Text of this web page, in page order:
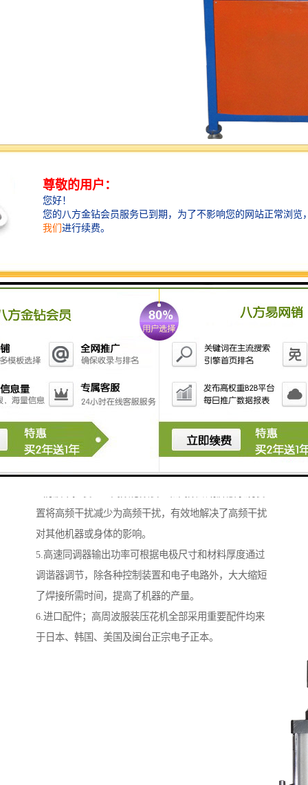
1.强输出力：低损耗同轴振荡器，同调器，有强输出
力、缩短聚变时间，增加输出。
2.周率稳定：采用国际工频27.12MHZ，输出循环率稳
定，符合国际工段标准。
3.安全性能：在工作或休息中，无论是突然停电或关
机，或当通电或通风时，机器是静止的，保持原来的位
置，不会突然起落，防止安全事故发生。
置将高频干扰减少为高频干扰，有效地解决了高频干扰
对其他机器或身体的影响。
5.高速同调器输出功率可根据电极尺寸和材料厚度通过
调谐器调节，除各种控制装置和电子电路外，大大缩短
了焊接所需时间，提高了机器的产量。
6.进口配件；高周波服装压花机全部采用重要配件均来
于日本、韩国、美国及闽台正宗电子正本。